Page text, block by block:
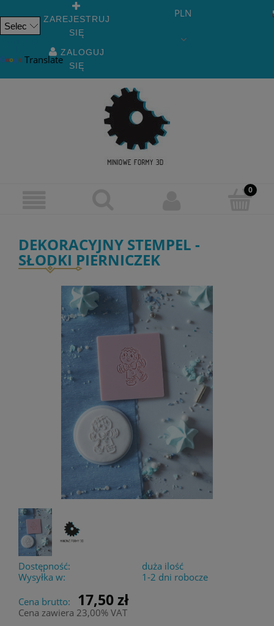
Translate
ZAREJESTRUJ
SIĘ
ZALOGUJ
SIĘ
PLN
DEKORACYJNY STEMPEL -
SŁODKI PIERNICZEK
Dostępność:
duża ilość
Wysyłka w:
1-2 dni robocze
Cena brutto:
17,50 zł
Cena zawiera 23,00% VAT